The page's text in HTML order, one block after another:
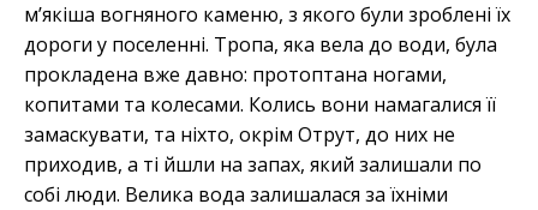
м’якіша вогняного каменю, з якого були зроблені їх
дороги у поселенні. Тропа, яка вела до води, була
прокладена вже давно: протоптана ногами,
копитами та колесами. Колись вони намагалися її
замаскувати, та ніхто, окрім Отрут, до них не
приходив, а ті йшли на запах, який залишали по
собі люди. Велика вода залишалася за їхніми